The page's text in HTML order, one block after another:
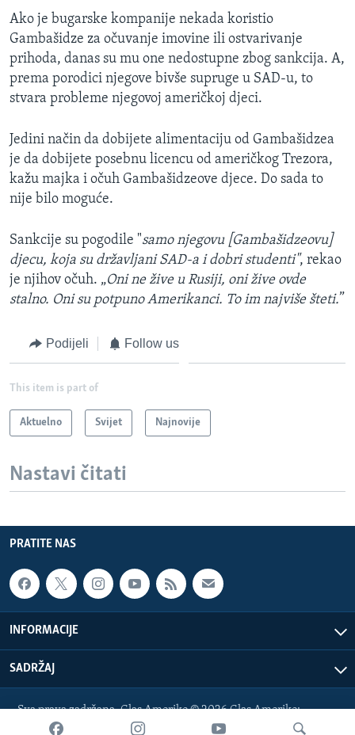
Ako je bugarske kompanije nekada koristio
Gambašidze za očuvanje imovine ili ostvarivanje
prihoda, danas su mu one nedostupne zbog sankcija. A,
prema porodici njegove bivše supruge u SAD-u, to
stvara probleme njegovoj američkoj djeci.
Jedini način da dobijete alimentaciju od Gambašidzea
je da dobijete posebnu licencu od američkog Trezora,
kažu majka i očuh Gambašidzeove djece. Do sada to
nije bilo moguće.
Sankcije su pogodile "samo njegovu [Gambašidzeovu]
djecu, koja su državljani SAD-a i dobri studenti", rekao
je njihov očuh. „Oni ne žive u Rusiji, oni žive ovde
stalno. Oni su potpuno Amerikanci. To im najviše šteti.”
Podijeli Follow us
This item is part of
Aktuelno Svijet Najnovije
Nastavi čitati
PRATITE NAS
INFORMACIJE
SADRŽAJ
Sva prava zadržana. Glas Amerike © 2026 Glas Amerike:
bosnian-service@voanews.com